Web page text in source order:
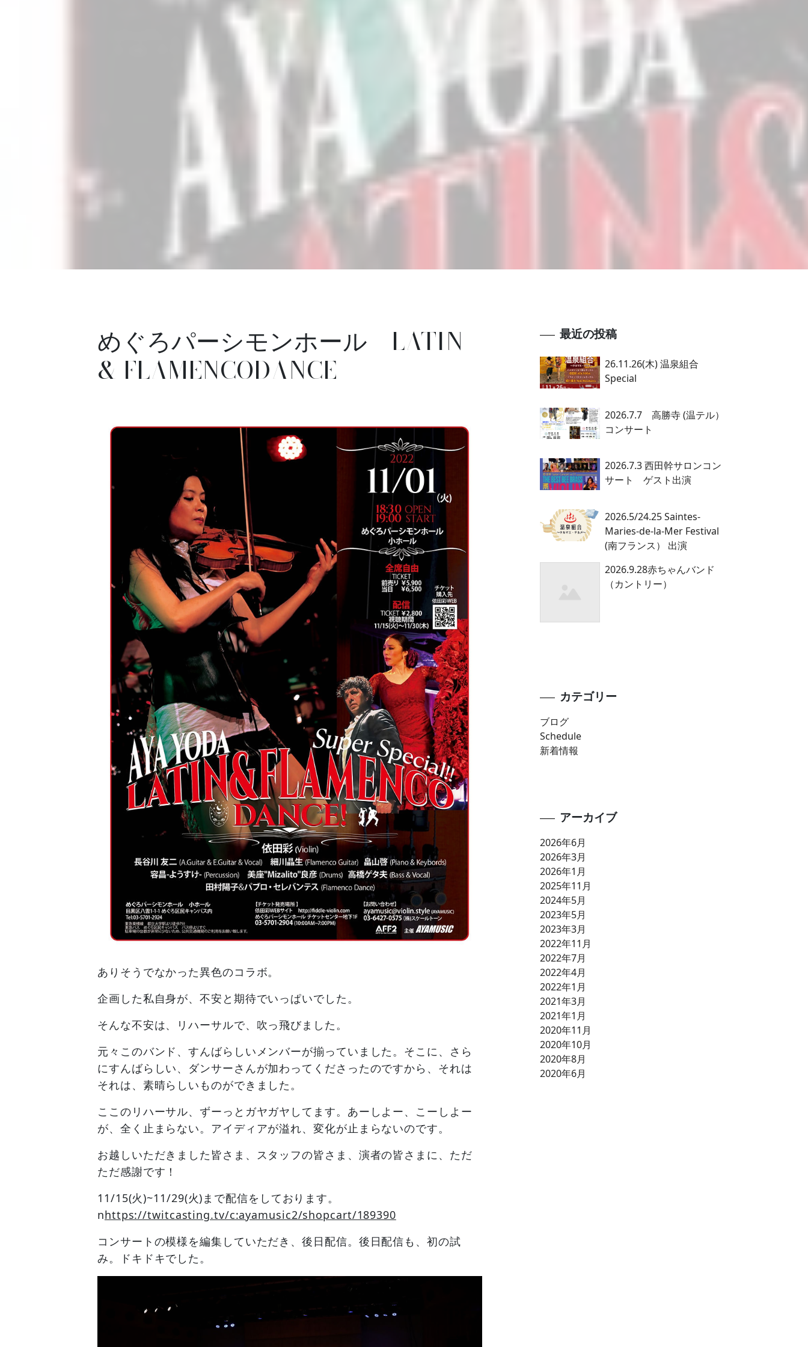
めぐろパーシモンホール LATIN
& FLAMENCODANCE
ありそうでなかった異色のコラボ。
企画した私自身が、不安と期待でいっぱいでした。
そんな不安は、リハーサルで、吹っ飛びました。
元々このバンド、すんばらしいメンバーが揃っていました。そこに、さら
にすんばらしい、ダンサーさんが加わってくださったのですから、それは
それは、素晴らしいものができました。
ここのリハーサル、ずーっとガヤガヤしてます。あーしよー、こーしよー
が、全く止まらない。アイディアが溢れ、変化が止まらないのです。
お越しいただきました皆さま、スタッフの皆さま、演者の皆さまに、ただ
ただ感謝です！
11/15(火)~11/29(火)まで配信をしております。
nhttps://twitcasting.tv/c:ayamusic2/shopcart/189390
コンサートの模様を編集していただき、後日配信。後日配信も、初の試
み。ドキドキでした。
最近の投稿
26.11.26(木) 温泉組合
Special
2026.7.7 高勝寺 (温テル）
コンサート
2026.7.3 西田幹サロンコン
サート ゲスト出演
2026.5/24.25 Saintes-
Maries-de-la-Mer Festival
(南フランス） 出演
2026.9.28赤ちゃんバンド
（カントリー）
カテゴリー
ブログ
Schedule
新着情報
アーカイブ
2026年6月
2026年3月
2026年1月
2025年11月
2024年5月
2023年5月
2023年3月
2022年11月
2022年7月
2022年4月
2022年1月
2021年3月
2021年1月
2020年11月
2020年10月
2020年8月
2020年6月